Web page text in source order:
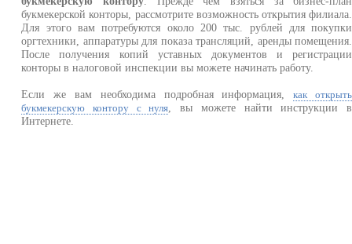
букмекерской конторы, рассмотрите возможность открытия филиала.
Для этого вам потребуются около 200 тыс. рублей для покупки
оргтехники, аппаратуры для показа трансляций, аренды помещения.
После получения копий уставных документов и регистрации
конторы в налоговой инспекции вы можете начинать работу.
Если же вам необходима подробная информация,как открыть
букмекерскую контору с нуля , вы можете найти инструкции в
Интернете.